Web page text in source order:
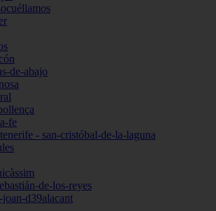
de-abajo
fe
- san-cristóbal-de-la-laguna
de-los-reyes
d39alacant